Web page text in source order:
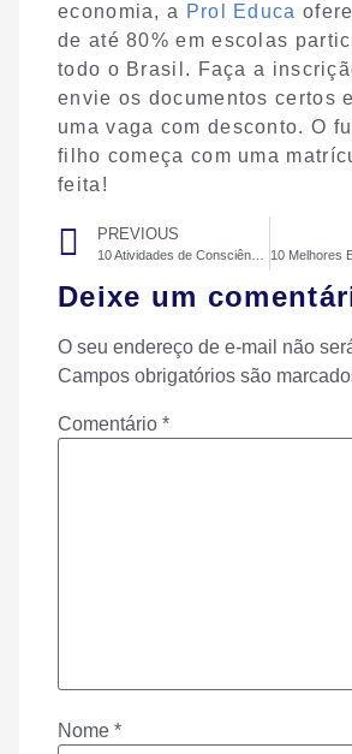
economia, a Prol Educa
de até 80% em escolas
todo o Brasil. Faça a
envie os documentos certos
uma vaga com desconto. O
filho começa com uma
feita!
PREVIOUS
10 Atividades de Consciência Negra para Educação Infantil
Deixe um
O seu endereço de e-mail não
Campos obrigatórios são
Comentário *
Nome *